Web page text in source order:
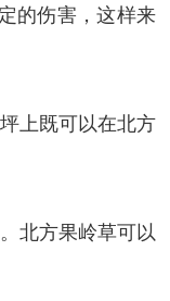
的伤害，这样来
上既可以在北方
北方果岭草可以